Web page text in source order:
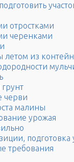
отростками
черенками
летом из
черви
малины
урожая
подготовка
требования